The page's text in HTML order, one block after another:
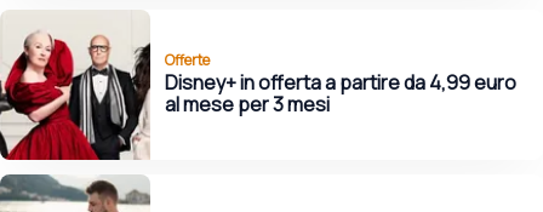
Offerte
Disney+ in offerta a partire da 4,99 euro
al mese per 3 mesi